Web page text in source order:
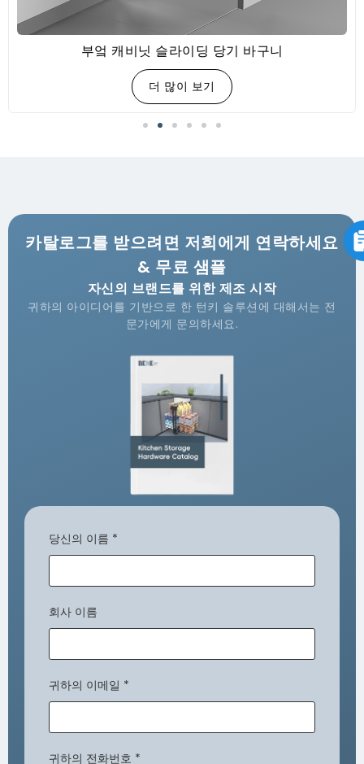
부엌 캐비닛 슬라이딩 당기 바구니
더 많이 보기
카탈로그를 받으려면 저희에게 연락하세요
& 무료 샘플
자신의 브랜드를 위한 제조 시작
귀하의 아이디어를 기반으로 한 턴키 솔루션에 대해서는 전
문가에게 문의하세요.
당신의 이름 *
회사 이름
귀하의 이메일 *
귀하의 전화번호 *